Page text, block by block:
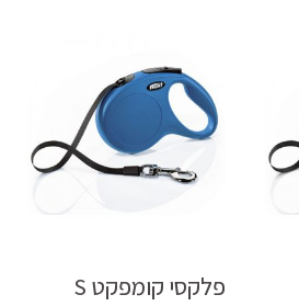
פלקסי קומפקט S